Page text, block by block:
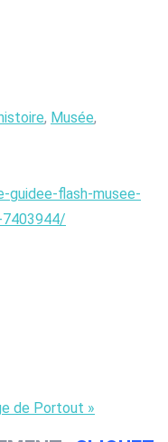
histoire, Musée,
guidee-flash-musee-
7403944/
de Portout »